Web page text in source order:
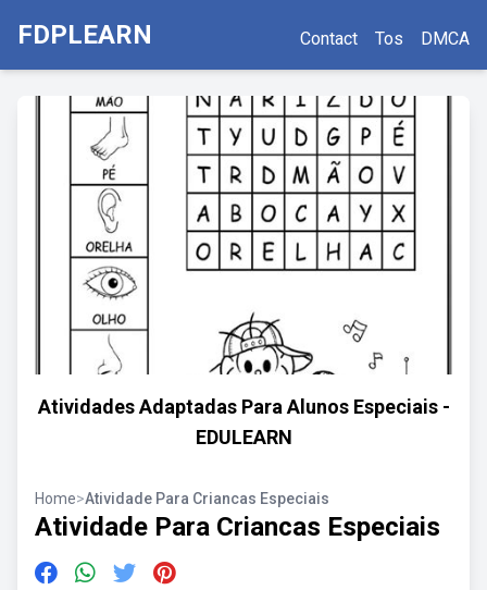
FDPLEARN Contact Tos DMCA
Atividades Adaptadas Para Alunos Especiais -
EDULEARN
Home>Atividade Para Criancas Especiais
Atividade Para Criancas Especiais